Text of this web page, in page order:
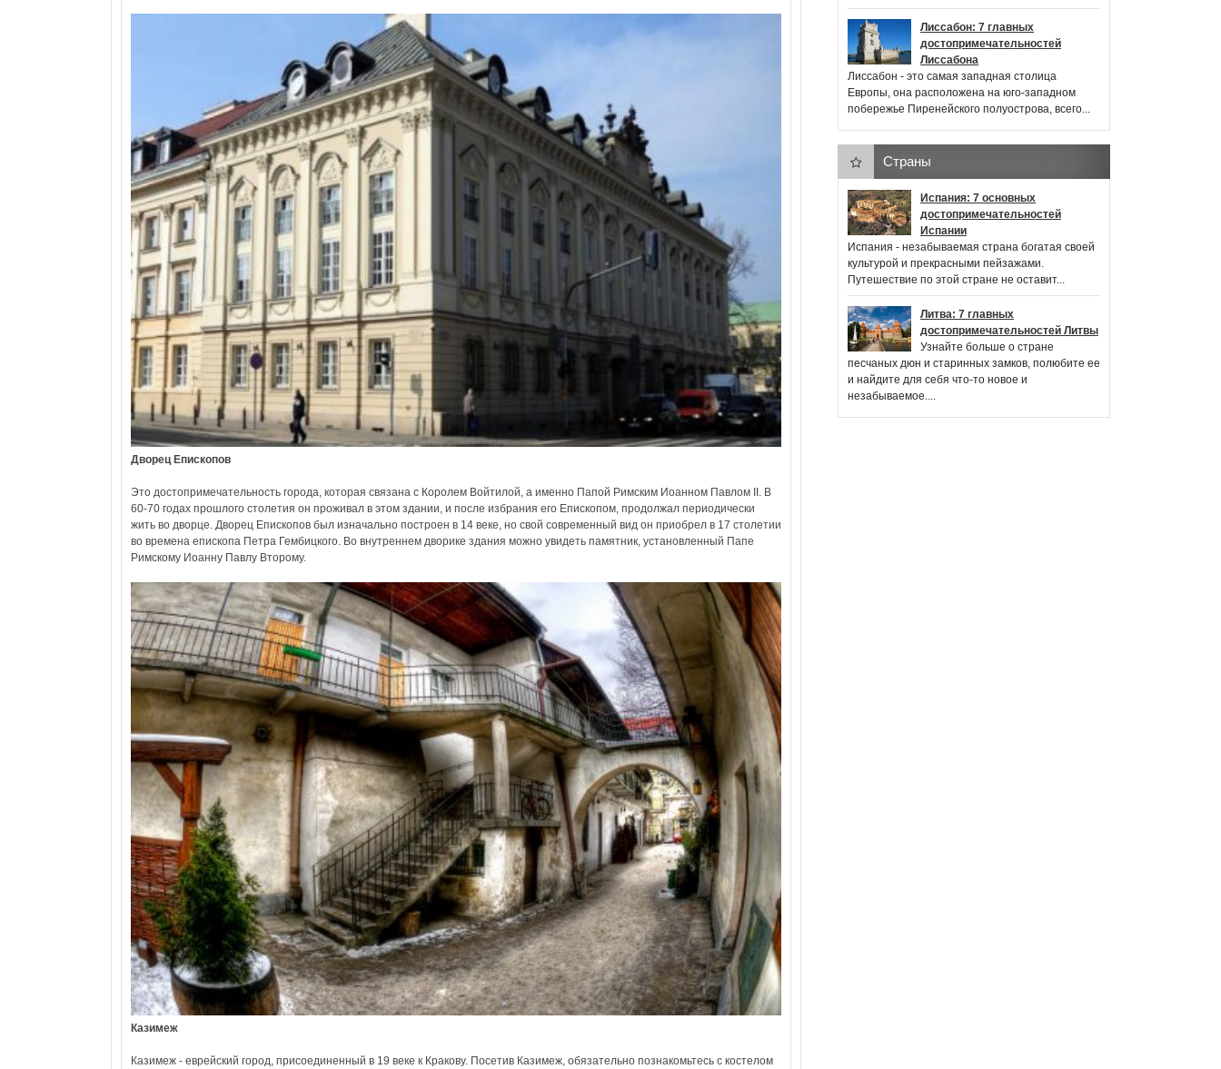
Дворец Епископов
Это достопримечательность города, которая связана с Королем Войтилой, а именно Папой Римским Иоанном Павлом II. В
60-70 годах прошлого столетия он проживал в этом здании, и после избрания его Епископом, продолжал периодически
жить во дворце. Дворец Епископов был изначально построен в 14 веке, но свой современный вид он приобрел в 17 столетии
во времена епископа Петра Гембицкого. Во внутреннем дворике здания можно увидеть памятник, установленный Папе
Римскому Иоанну Павлу Второму.
Казимеж
Казимеж - еврейский город, присоединенный в 19 веке к Кракову. Посетив Казимеж, обязательно познакомьтесь с костелом
Лиссабон: 7 главных
достопримечательностей
Лиссабона
Лиссабон - это самая западная столица
Европы, она расположена на юго-западном
побережье Пиренейского полуострова, всего...
Страны
Испания: 7 основных
достопримечательностей
Испании
Испания - незабываемая страна богатая своей
культурой и прекрасными пейзажами.
Путешествие по этой стране не оставит...
Литва: 7 главных
достопримечательностей Литвы
Узнайте больше о стране
песчаных дюн и старинных замков, полюбите ее
и найдите для себя что-то новое и
незабываемое....